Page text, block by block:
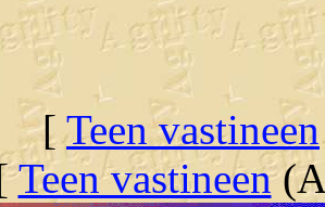
[Teen vastineen
Teen vastineen